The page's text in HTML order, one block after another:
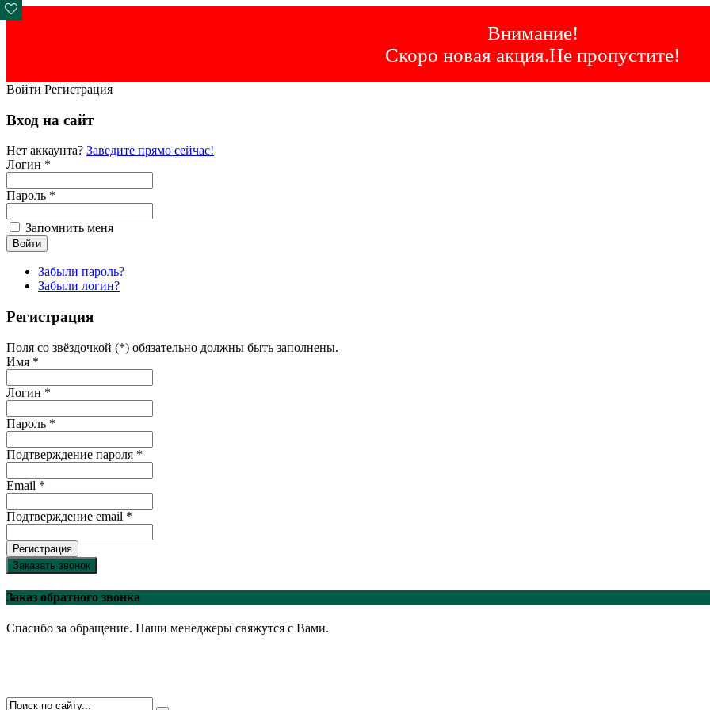
Внимание!
Скоро новая акция.Не пропустите!
Войти Регистрация
Вход на сайт
Нет аккаунта? Заведите прямо сейчас!
Логин *
Пароль *
Запомнить меня
Забыли пароль?
Забыли логин?
Регистрация
Поля со звёздочкой (*) обязательно должны быть заполнены.
Имя *
Логин *
Пароль *
Подтверждение пароля *
Email *
Подтверждение email *
Регистрация
Заказать звонок
Заказ обратного звонка
Спасибо за обращение. Наши менеджеры свяжутся с Вами.